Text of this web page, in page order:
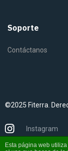
Soporte
Contáctanos
©2025 Fiterra.
Instagram
Esta página web